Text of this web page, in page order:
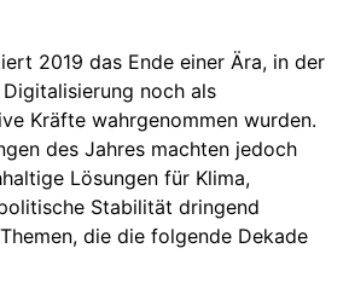
2019 das Ende einer Ära, in der
noch als
Kräfte wahrgenommen wurden.
des Jahres machten jedoch
Lösungen für Klima,
Stabilität dringend
die die folgende Dekade